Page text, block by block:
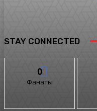
STAY CONNECTED
0
Фанаты